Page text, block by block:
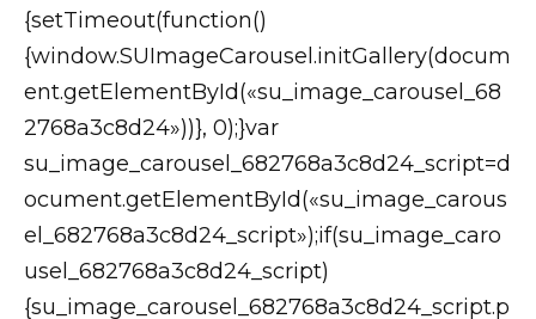
{setTimeout(function()
{window.SUImageCarousel.initGallery(docum
ent.getElementById(«su_image_carousel_68
2768a3c8d24»))}, 0);}var
su_image_carousel_682768a3c8d24_script=d
ocument.getElementById(«su_image_carous
el_682768a3c8d24_script»);if(su_image_caro
usel_682768a3c8d24_script)
{su_image_carousel_682768a3c8d24_script.p